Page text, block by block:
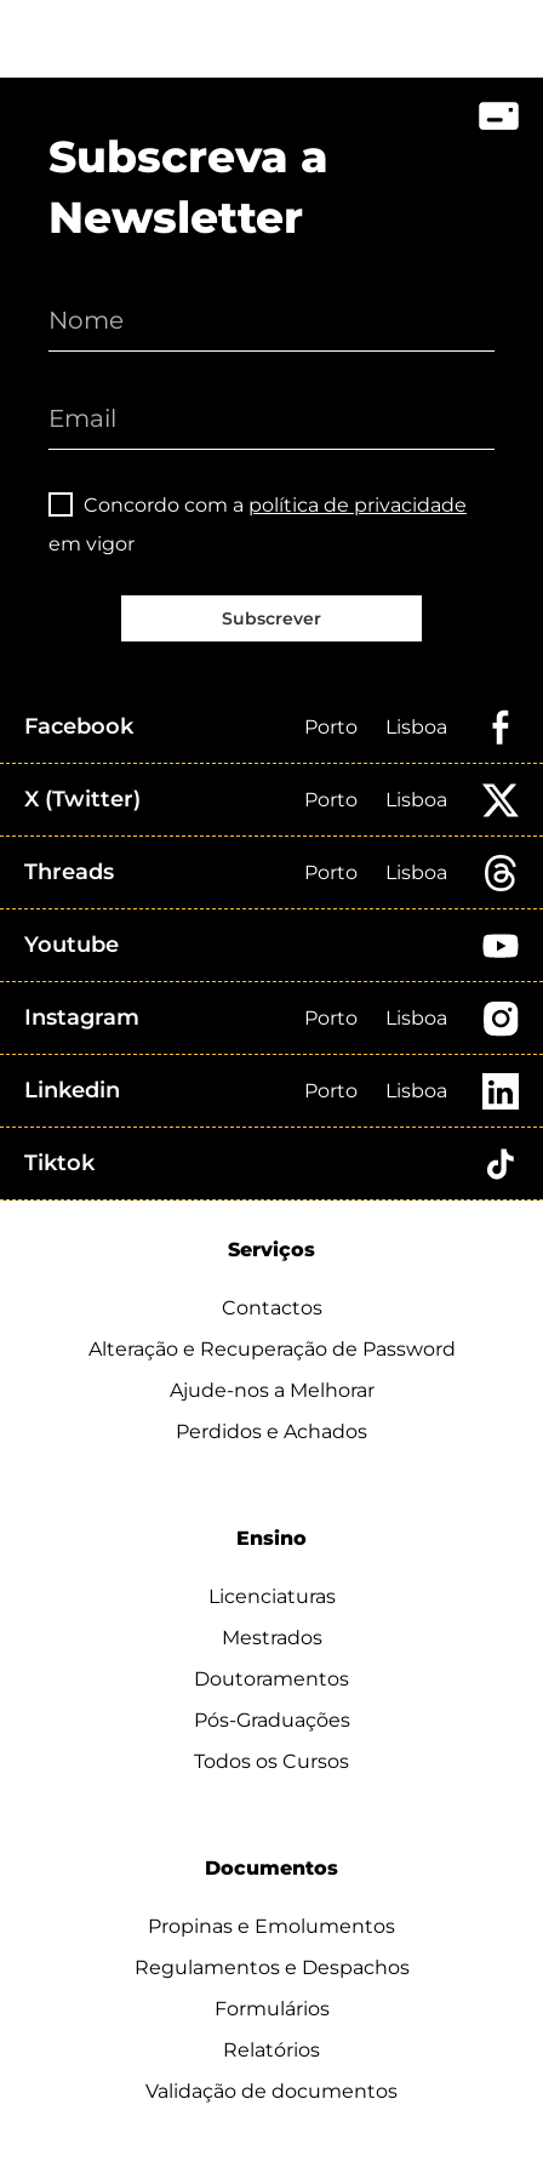
Subscreva a
Newsletter
Concordo com a política de privacidade
em vigor
Subscrever
Facebook Porto Lisboa
X (Twitter) Porto Lisboa
Threads Porto Lisboa
Youtube
Instagram Porto Lisboa
Linkedin Porto Lisboa
Tiktok
Serviços
Contactos
Alteração e Recuperação de Password
Ajude-nos a Melhorar
Perdidos e Achados
Ensino
Licenciaturas
Mestrados
Doutoramentos
Pós-Graduações
Todos os Cursos
Documentos
Propinas e Emolumentos
Regulamentos e Despachos
Formulários
Relatórios
Validação de documentos